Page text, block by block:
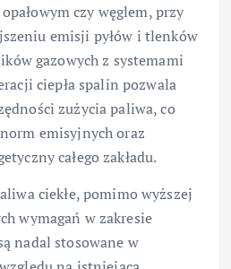
czy węglem, przy
emisji pyłów i tlenków
gazowych z systemami
ciepła spalin pozwala
zużycia paliwa, co
emisyjnych oraz
całego zakładu.
ciekłe, pomimo wyższej
wymagań w zakresie
nadal stosowane w